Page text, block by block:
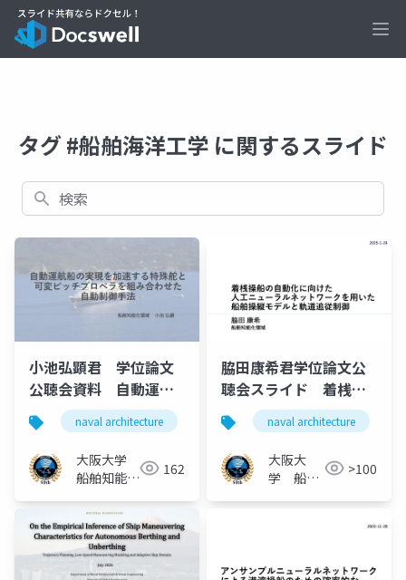
タグ #船舶海洋工学 に関するスライド
検索
小池弘顕君 学位論文
公聴会資料 自動運航
船の実現を加速する特
殊舵と可変ピッチプロ
ペラを組み合わせた自
動制御手法
naval architecture 船舶海洋工学 自動運航船
大阪大学
船舶知能化
162
脇田康希君学位論文公
聴会スライド 着桟操
船の自動化に向けた人
工ニューラルネットワ
ークを用いた船舶操縦
モデルと軌道追従制御
naval architecture
大阪大
学 船舶
>100